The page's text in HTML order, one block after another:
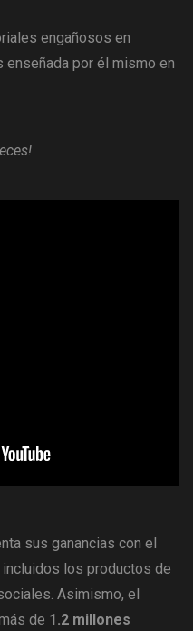
engañosos en
por él mismo en
sus ganancias con el
los productos de
Asimismo, el
de 1.2 millones